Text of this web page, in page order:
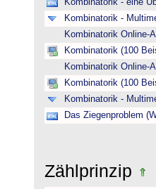
Kombinatorik - eine
Kombinatorik -
Kombinatorik Online-
Kombinatorik (100
Kombinatorik Online-
Kombinatorik (100
Kombinatorik -
Das Ziegenproblem
Zählprinzip